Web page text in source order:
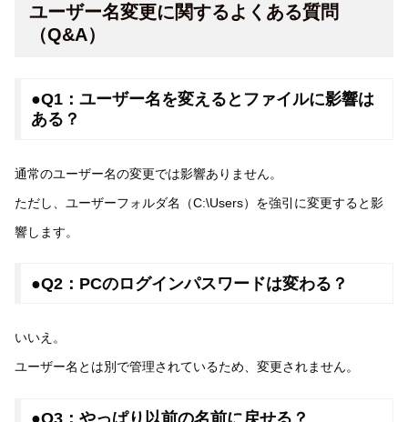
ユーザー名変更に関するよくある質問
（Q&A）
●Q1：ユーザー名を変えるとファイルに影響は
ある？
通常のユーザー名の変更では影響ありません。
ただし、ユーザーフォルダ名（C:\Users）を強引に変更すると影
響します。
●Q2：PCのログインパスワードは変わる？
いいえ。
ユーザー名とは別で管理されているため、変更されません。